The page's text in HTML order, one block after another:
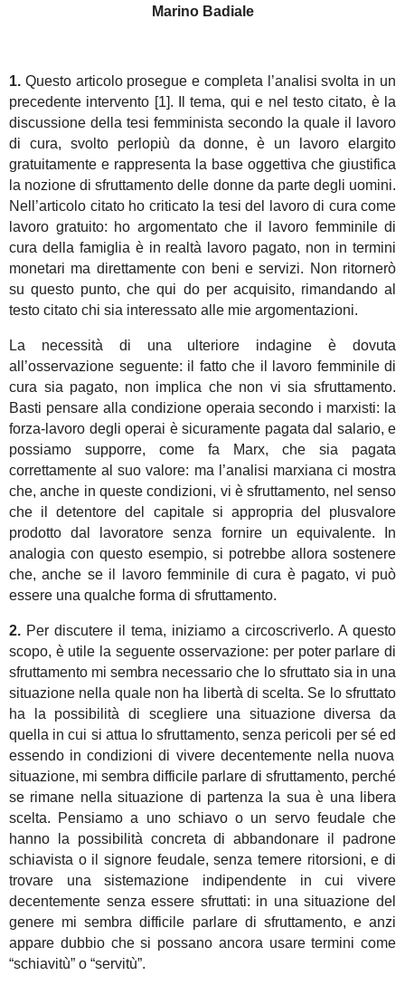
Marino Badiale
1. Questo articolo prosegue e completa l’analisi svolta in un
precedente intervento [1]. Il tema, qui e nel testo citato, è la
discussione della tesi femminista secondo la quale il lavoro
di cura, svolto perlopiù da donne, è un lavoro elargito
gratuitamente e rappresenta la base oggettiva che giustifica
la nozione di sfruttamento delle donne da parte degli uomini.
Nell’articolo citato ho criticato la tesi del lavoro di cura come
lavoro gratuito: ho argomentato che il lavoro femminile di
cura della famiglia è in realtà lavoro pagato, non in termini
monetari ma direttamente con beni e servizi. Non ritornerò
su questo punto, che qui do per acquisito, rimandando al
testo citato chi sia interessato alle mie argomentazioni.
La necessità di una ulteriore indagine è dovuta
all’osservazione seguente: il fatto che il lavoro femminile di
cura sia pagato, non implica che non vi sia sfruttamento.
Basti pensare alla condizione operaia secondo i marxisti: la
forza-lavoro degli operai è sicuramente pagata dal salario, e
possiamo supporre, come fa Marx, che sia pagata
correttamente al suo valore: ma l’analisi marxiana ci mostra
che, anche in queste condizioni, vi è sfruttamento, nel senso
che il detentore del capitale si appropria del plusvalore
prodotto dal lavoratore senza fornire un equivalente. In
analogia con questo esempio, si potrebbe allora sostenere
che, anche se il lavoro femminile di cura è pagato, vi può
essere una qualche forma di sfruttamento.
2. Per discutere il tema, iniziamo a circoscriverlo. A questo
scopo, è utile la seguente osservazione: per poter parlare di
sfruttamento mi sembra necessario che lo sfruttato sia in una
situazione nella quale non ha
libertà di sce lta. Se lo sfruttato
ha la possibilità di scegliere una situazione diversa da
quella in cui si attua lo sfruttamento, senza pericoli per sé ed
essendo in condizioni di vivere decentemente nella nuova
situazione, mi sembra difficile parlare di sfruttamento, perché
se rimane nella situazione di partenza la sua è una libera
scelta.
Pensiamo a uno schiavo o un servo feudaleche
hanno la possibilità concretadi abbandonare il padrone
schiavista o il signore feudale, senza temere ritorsioni,edi
trovare una sistemazione indipendente in cui vivere
decentemente senza essere sfruttati: in una situazione del
genere mi sembra difficile parlare di sfruttamento, e anzi
appare dubbio che si possano ancora usare termini come
“schiavitù” o “servitù”.